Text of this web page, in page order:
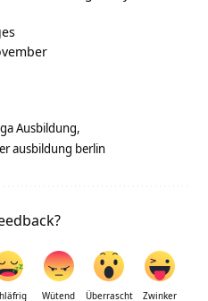
Ausbildung
ausbildung berlin
Wütend Überrascht Zwinker